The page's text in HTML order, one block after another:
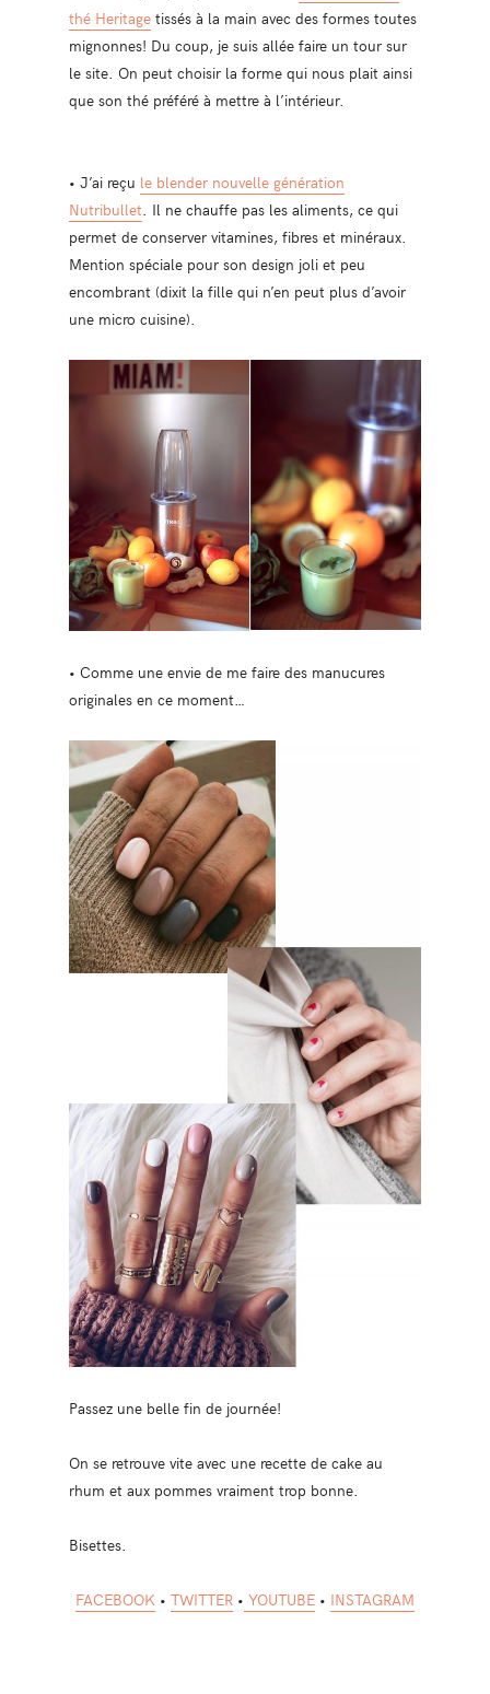
thé Heritagetissés à la main avec des formes toutes
mignonnes! Du coup, je suis allée faire un tour sur
le site. On peut choisir la forme qui nous plait ainsi
que son thé préféré à mettre à l’intérieur.
• J’ai reçu le blender nouvelle génération
Nutribullet. Il ne chauffe pas les aliments, ce qui
permet de conserver vitamines, fibres et minéraux.
Mention spéciale pour son design joli et peu
encombrant (dixit la fille qui n’en peut plus d’avoir
une micro cuisine).
• Comme une envie de me faire des manucures
originales en ce moment…
Passez une belle fin de journée!
On se retrouve vite avec une recette de cake au
rhum et aux pommes vraiment trop bonne.
Bisettes.
FACEBOOK • TWITTER • YOUTUBE • INSTAGRAM